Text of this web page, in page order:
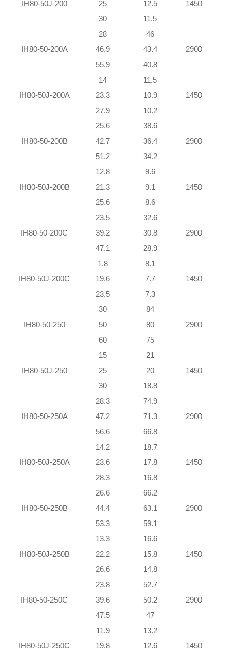
IH80-50J-200
25
30
12.5
11.5
1450
IH80-50-200A
28
46.9
55.9
46
43.4
40.8
2900
IH80-50J-200A
14
23.3
27.9
11.5
10.9
10.2
1450
IH80-50-200B
25.6
42.7
51.2
38.6
36.4
34.2
2900
IH80-50J-200B
12.8
21.3
25.6
9.6
9.1
8.6
1450
IH80-50-200C
23.5
39.2
47.1
32.6
30.8
28.9
2900
IH80-50J-200C
1.8
19.6
23.5
8.1
7.7
7.3
1450
IH80-50-250
30
50
60
84
80
75
2900
IH80-50J-250
15
25
30
21
20
18.8
1450
IH80-50-250A
28.3
47.2
56.6
74.9
71.3
66.8
2900
IH80-50J-250A
14.2
23.6
28.3
18.7
17.8
16.8
1450
IH80-50-250B
26.6
44.4
53.3
66.2
63.1
59.1
2900
IH80-50J-250B
13.3
22.2
26.6
16.6
15.8
14.8
1450
IH80-50-250C
23.8
39.6
47.5
52.7
50.2
47
2900
IH80-50J-250C
11.9
19.8
13.2
12.6
1450